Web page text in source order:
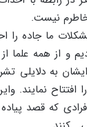
نیست.
ما جاده را
و از همه علما
به دلایلى
افتتاح نمایند.
که قصد